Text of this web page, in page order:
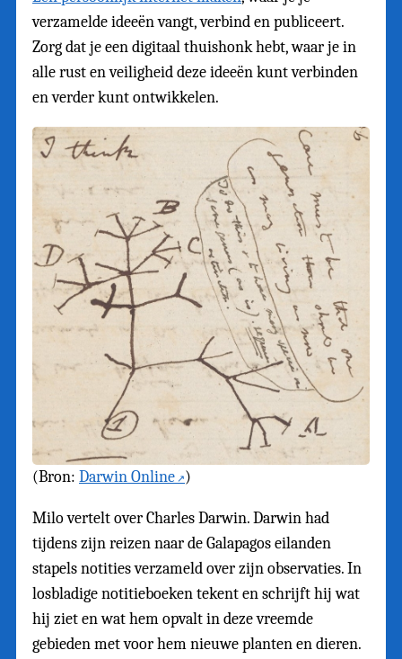
verzamelde ideeën vangt, verbind en publiceert.
Zorg dat je een digitaal thuishonk hebt, waar je in
alle rust en veiligheid deze ideeën kunt verbinden
en verder kunt ontwikkelen.
(Bron: Darwin Online )
Milo vertelt over Charles Darwin. Darwin had
tijdens zijn reizen naar de Galapagos eilanden
stapels notities verzameld over zijn observaties. In
losbladige notitieboeken tekent en schrijft hij wat
hij ziet en wat hem opvalt in deze vreemde
gebieden met voor hem nieuwe planten en dieren.